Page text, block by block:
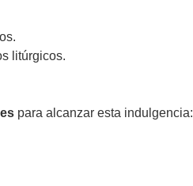
litúrgicos.
para alcanzar esta indulgencia: